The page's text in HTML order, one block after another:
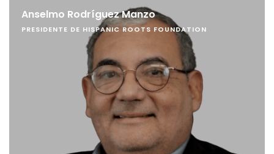
Anselmo Rodríguez Manzo
PRESIDENTE DE HISPANIC ROOTS FOUNDATION